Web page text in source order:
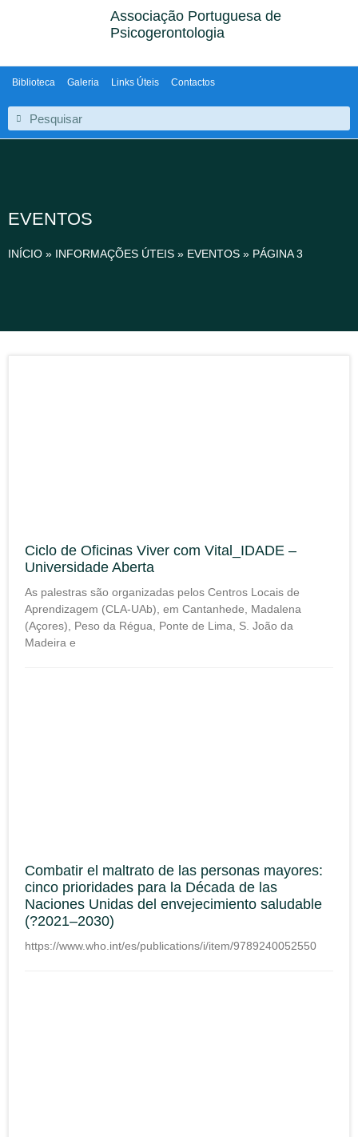
Associação Portuguesa de
Psicogerontologia
Biblioteca Galeria Links Úteis Contactos
EVENTOS
INÍCIO » INFORMAÇÕES ÚTEIS » EVENTOS » PÁGINA 3
Ciclo de Oficinas Viver com Vital_IDADE –
Universidade Aberta
As palestras são organizadas pelos Centros Locais de
Aprendizagem (CLA-UAb), em Cantanhede, Madalena
(Açores), Peso da Régua, Ponte de Lima, S. João da
Madeira e
Combatir el maltrato de las personas mayores:
cinco prioridades para la Década de las
Naciones Unidas del envejecimiento saludable
(?2021–2030)
https://www.who.int/es/publications/i/item/9789240052550